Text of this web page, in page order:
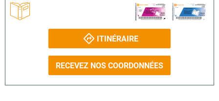
ITINÉRAIRE
RECEVEZ NOS COORDONNÉES